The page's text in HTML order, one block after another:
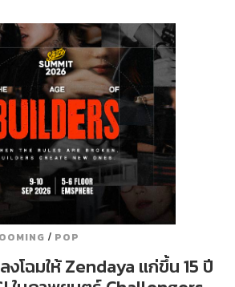
/ POP
งโฉมให้ Zendaya แก่ขึ้น 15 ปี